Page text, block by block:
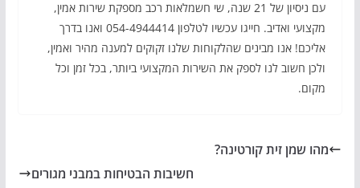
עם ניסיון של 21 שנה, שי חשמלאות רכב מספקת שירות אמין,
מקצועי ואדיב. חייגו עכשיו לטלפון 054-4944414 ואנו בדרך
אליכם! אנו מבינים שהלקוחות שלנו זקוקים למענה מהיר ואמין,
ולכן חשוב לנו לספק את השירות המקצועי ביותר, בכל זמן וכל
מקום.
מהו שמן זית קורטינה?
חשיבות הבטיחות במבני מגורים